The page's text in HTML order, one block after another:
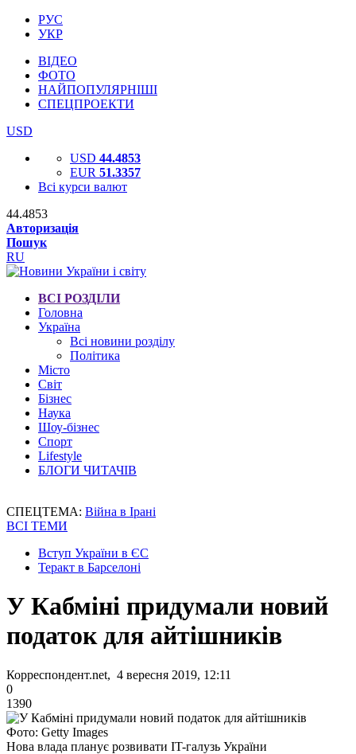
РУС
УКР
ВІДЕО
ФОТО
НАЙПОПУЛЯРНІШІ
СПЕЦПРОЕКТИ
USD
USD 44.4853
EUR 51.3357
Всі курси валют
44.4853
Авторизація
Пошук
RU
ВСІ РОЗДІЛИ
Головна
Україна
Всі новини розділу
Політика
Місто
Світ
Бізнес
Наука
Шоу-бізнес
Спорт
Lifestyle
БЛОГИ ЧИТАЧІВ
СПЕЦТЕМА: Війна в Ірані
ВСІ ТЕМИ
Вступ України в ЄС
Теракт в Барселоні
У Кабміні придумали новий
податок для айтішників
Корреспондент.net, 4 вересня 2019, 12:11
0
1390
Фото: Getty Images
Нова влада планує розвивати IT-галузь України